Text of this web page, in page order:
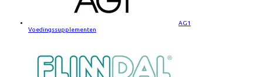
AG1
Voedingssupplementen